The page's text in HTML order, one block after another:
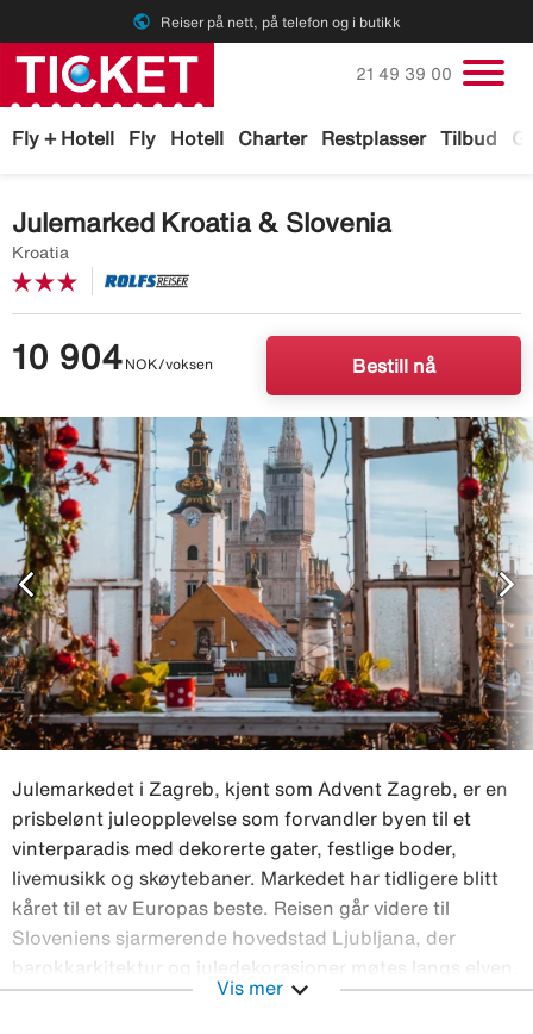
public Reiser på nett, på telefon og i butikk
Fly + Hotell Fly Hotell Charter Restplasser Tilbud
Ring oss på
21 49 39 00
Julemarked Kroatia & Slovenia
Kroatia
10 904 NOK/voksen Bestill nå
Image
description
is
missing
chevron_left chevron_right
Julemarkedet i Zagreb, kjent som Advent Zagreb, er en
prisbelønt juleopplevelse som forvandler byen til et
vinterparadis med dekorerte gater, festlige boder,
livemusikk og skøytebaner. Markedet har tidligere blitt
kåret til et av Europas beste. Reisen går videre til
Sloveniens sjarmerende hovedstad Ljubljana, der
barokkarkitektur og juledekorasjoner møtes langs elven.
Til slutt venter den elegante kystbyen Opatija med sin
Vis mer expand_more